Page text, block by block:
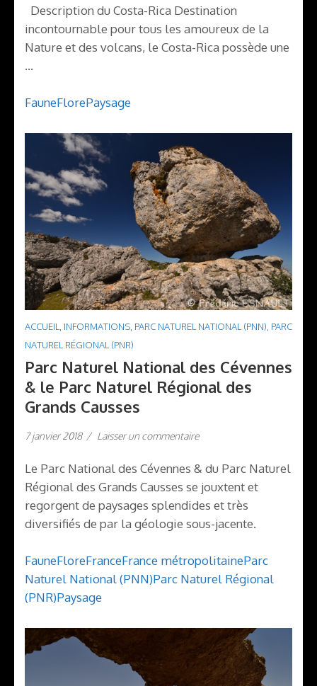
Description du Costa-Rica Destination
incontournable pour tous les amoureux de la
Nature et des volcans, le Costa-Rica possède une
…
FauneFlorePaysage
ACCUEIL INFORMATIONS PARC NATUREL NATIONAL (PNN) PARC
NATUREL RÉGIONAL (PNR)
Parc Naturel National des Cévennes
& le Parc Naturel Régional des
Grands Causses
7 janvier 2018 / Laisser un commentaire
Le Parc National des Cévennes & du Parc Naturel
Régional des Grands Causses se jouxtent et
regorgent de paysages splendides et très
diversifiés de par la géologie sous-jacente.
FauneFloreFranceFrance métropolitaineParc
Naturel National (PNN)Parc Naturel Régional
(PNR)Paysage